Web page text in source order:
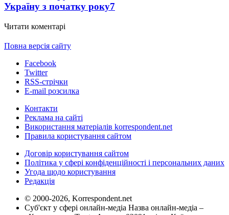
Україну з початку року7
Читати коментарі
Повна версія сайту
Facebook
Twitter
RSS-стрічки
E-mail розсилка
Контакти
Реклама на сайті
Використання матеріалів korrespondent.net
Правила користування сайтом
Договір користування сайтом
Політика у сфері конфіденційності і персональних даних
Угода щодо користування
Редакція
© 2000-2026, Korrespondent.net
Суб'єкт у сфері онлайн-медіа Назва онлайн-медіа –